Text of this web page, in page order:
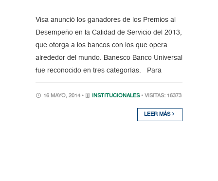
Visa anunció los ganadores de los Premios al
Desempeño en la Calidad de Servicio del 2013,
que otorga a los bancos con los que opera
alrededor del mundo. Banesco Banco Universal
fue reconocido en tres categorías. Para
16 MAYO, 2014 • INSTITUCIONALES • VISITAS: 16373
LEER MÁS